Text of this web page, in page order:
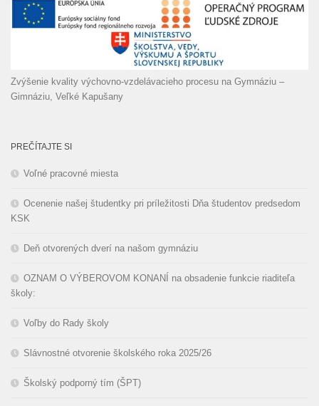
Zvýšenie kvality výchovno-vzdelávacieho procesu na Gymnáziu –
Gimnáziu, Veľké Kapušany
PREČÍTAJTE SI
Voľné pracovné miesta
Ocenenie našej študentky pri príležitosti Dňa študentov predsedom
KSK
Deň otvorených dverí na našom gymnáziu
OZNAM O VÝBEROVOM KONANÍ na obsadenie funkcie riaditeľa
školy:
Voľby do Rady školy
Slávnostné otvorenie školského roka 2025/26
Školský podporný tím (ŠPT)